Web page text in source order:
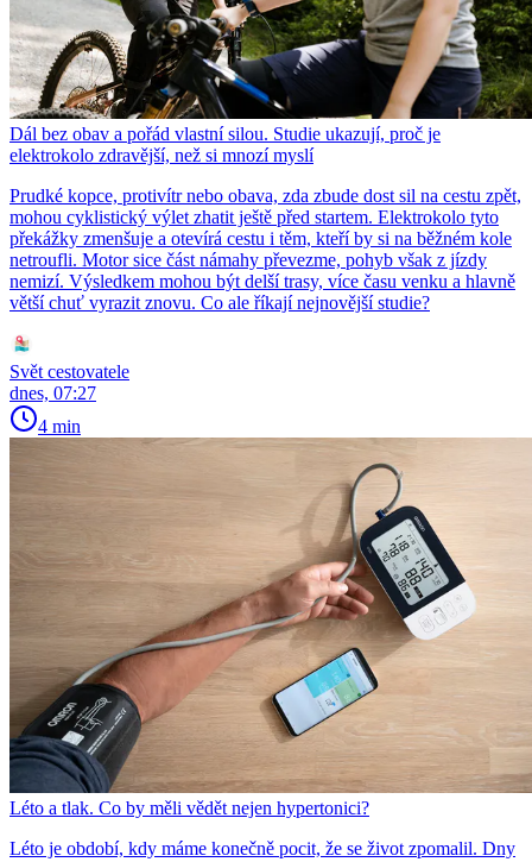
Dál bez obav a pořád vlastní silou. Studie ukazují, proč je
elektrokolo zdravější, než si mnozí myslí
Prudké kopce, protivítr nebo obava, zda zbude dost sil na cestu zpět,
mohou cyklistický výlet zhatit ještě před startem. Elektrokolo tyto
překážky zmenšuje a otevírá cestu i těm, kteří by si na běžném kole
netroufli. Motor sice část námahy převezme, pohyb však z jízdy
nemizí. Výsledkem mohou být delší trasy, více času venku a hlavně
větší chuť vyrazit znovu. Co ale říkají nejnovější studie?
Svět cestovatele
dnes, 07:27
4 min
Léto a tlak. Co by měli vědět nejen hypertonici?
Léto je období, kdy máme konečně pocit, že se život zpomalil. Dny